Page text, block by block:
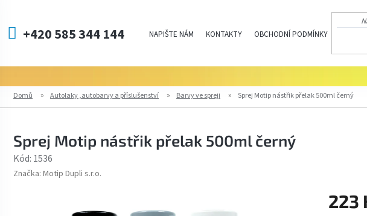
+420 585 344 144 NAPIŠTE NÁM KONTAKTY OBCHODNÍ PODMÍNKY
Domů Autolaky ,autobarvy a příslušenství Barvy ve spreji Sprej Motip nástřik přelak 500ml černý
Sprej Motip nástřik přelak 500ml černý
Kód: 1536
Značka: Motip Dupli s.r.o.
223